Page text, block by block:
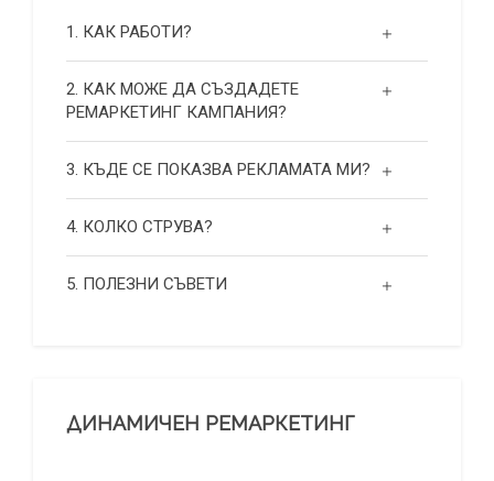
1. КАК РАБОТИ?
2. КАК МОЖЕ ДА СЪЗДАДЕТЕ
РЕМАРКЕТИНГ КАМПАНИЯ?
3. КЪДЕ СЕ ПОКАЗВА РЕКЛАМАТА МИ?
4. КОЛКО СТРУВА?
5. ПОЛЕЗНИ СЪВЕТИ
ДИНАМИЧЕН РЕМАРКЕТИНГ